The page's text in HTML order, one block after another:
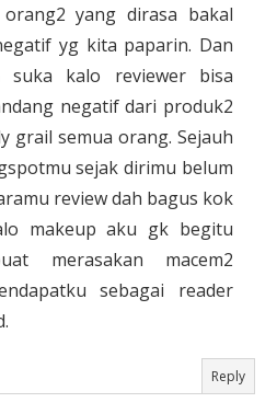
yang dirasa bakal
yg kita paparin. Dan
kalo reviewer bisa
negatif dari produk2
grail semua orang. Sejauh
sejak dirimu belum
review dah bagus kok
makeup aku gk begitu
merasakan macem2
sebagai reader
Reply